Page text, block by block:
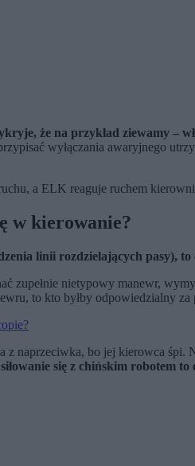
że na przykład ziewamy –
wyłączania awaryjnego
a ELK reaguje ruchem
w kierowanie?
linii rozdzielających pasy),
nietypowy manewr,
to kto byłby odpowiedzialny za
naprzeciwka, bo jej kierowca śpi.
siłowanie się z chińskim robotem